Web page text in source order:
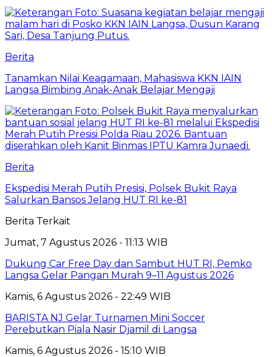
Berita
Tanamkan Nilai Keagamaan, Mahasiswa KKN IAIN
Langsa Bimbing Anak-Anak Belajar Mengaji
Berita
Ekspedisi Merah Putih Presisi, Polsek Bukit Raya
Salurkan Bansos Jelang HUT RI ke-81
Berita Terkait
Jumat, 7 Agustus 2026 - 11:13 WIB
Dukung Car Free Day dan Sambut HUT RI, Pemko
Langsa Gelar Pangan Murah 9–11 Agustus 2026
Kamis, 6 Agustus 2026 - 22:49 WIB
BARISTA NJ Gelar Turnamen Mini Soccer
Perebutkan Piala Nasir Djamil di Langsa
Kamis, 6 Agustus 2026 - 15:10 WIB